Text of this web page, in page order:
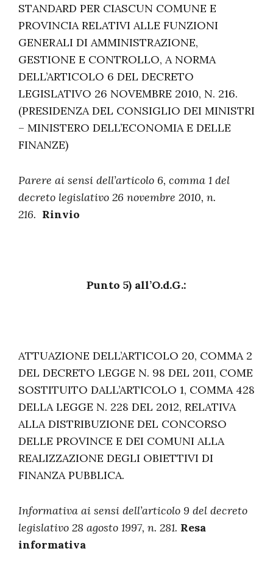
STANDARD PER CIASCUN COMUNE E
PROVINCIA RELATIVI ALLE FUNZIONI
GENERALI DI AMMINISTRAZIONE,
GESTIONE E CONTROLLO, A NORMA
DELL’ARTICOLO 6 DEL DECRETO
LEGISLATIVO 26 NOVEMBRE 2010, N. 216.
(PRESIDENZA DEL CONSIGLIO DEI MINISTRI
– MINISTERO DELL’ECONOMIA E DELLE
FINANZE)
Parere ai sensi dell’articolo 6, comma 1 del
decreto legislativo 26 novembre 2010, n.
216. Rinvio
Punto 5) all’O.d.G.:
ATTUAZIONE DELL’ARTICOLO 20, COMMA 2
DEL DECRETO LEGGE N. 98 DEL 2011, COME
SOSTITUITO DALL’ARTICOLO 1, COMMA 428
DELLA LEGGE N. 228 DEL 2012, RELATIVA
ALLA DISTRIBUZIONE DEL CONCORSO
DELLE PROVINCE E DEI COMUNI ALLA
REALIZZAZIONE DEGLI OBIETTIVI DI
FINANZA PUBBLICA.
Informativa ai sensi dell’articolo 9 del decreto
legislativo 28 agosto 1997, n. 281. Resa
informativa